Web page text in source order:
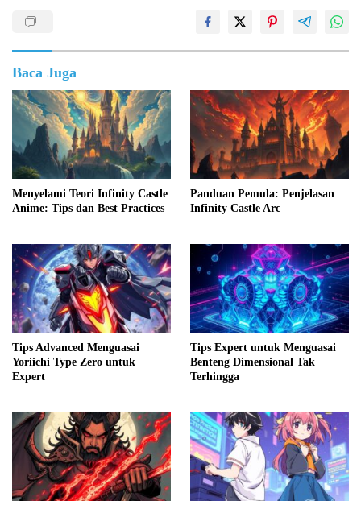
Baca Juga
Menyelami Teori Infinity Castle
Anime: Tips dan Best Practices
Panduan Pemula: Penjelasan
Infinity Castle Arc
Tips Advanced Menguasai
Yoriichi Type Zero untuk
Expert
Tips Expert untuk Menguasai
Benteng Dimensional Tak
Terhingga